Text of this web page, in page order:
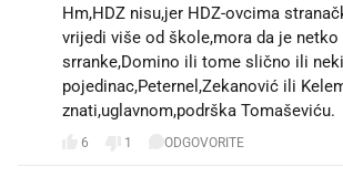
Hm,HDZ nisu,jer HDZ-ovcima
vrijedi više od škole,mora da je
srranke,Domino ili tome slično ili
pojedinac,Peternel,Zekanović ili
znati,uglavnom,podrška Tomaševiću.
6 1 ODGOVORITE